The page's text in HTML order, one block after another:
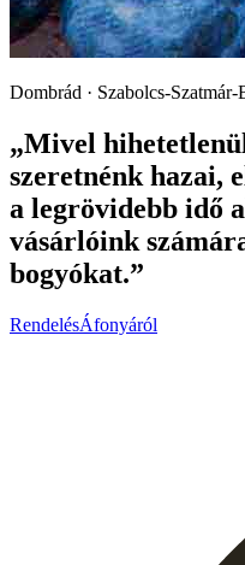
Dombrád · Szabolcs-Szatmár-
„Mivel
szeretnénk hazai,
a legrövidebb idő
vásárlóink
bogyókat.”
RendelésÁfonyáról